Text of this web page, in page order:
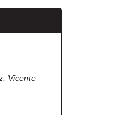
Vicente